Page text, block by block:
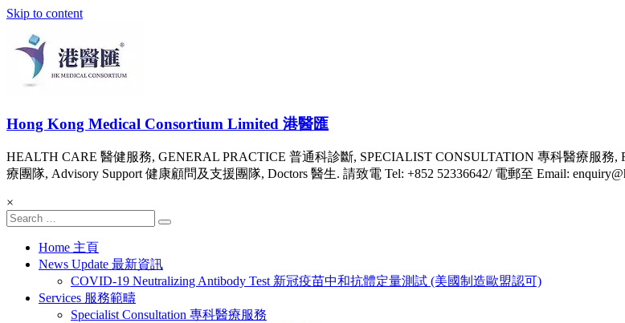
Skip to content
Hong Kong Medical Consortium Limited 港醫匯
HEALTH CARE 醫健服務, GENERAL PRACTICE 普通科診斷, SPECIALIST CONSULTATION 專科醫療服
療團隊, Advisory Support 健康顧問及支援團隊, Doctors 醫生. 請致電 Tel: +852 52336642/ 電郵至 Email:
×
Home 主頁
News Update 最新資訊
COVID-19 Neutralizing Antibody Test 新冠疫苗中和抗體定量測試 (美國制造歐盟認可)
Services 服務範疇
Specialist Consultation 專科醫療服務